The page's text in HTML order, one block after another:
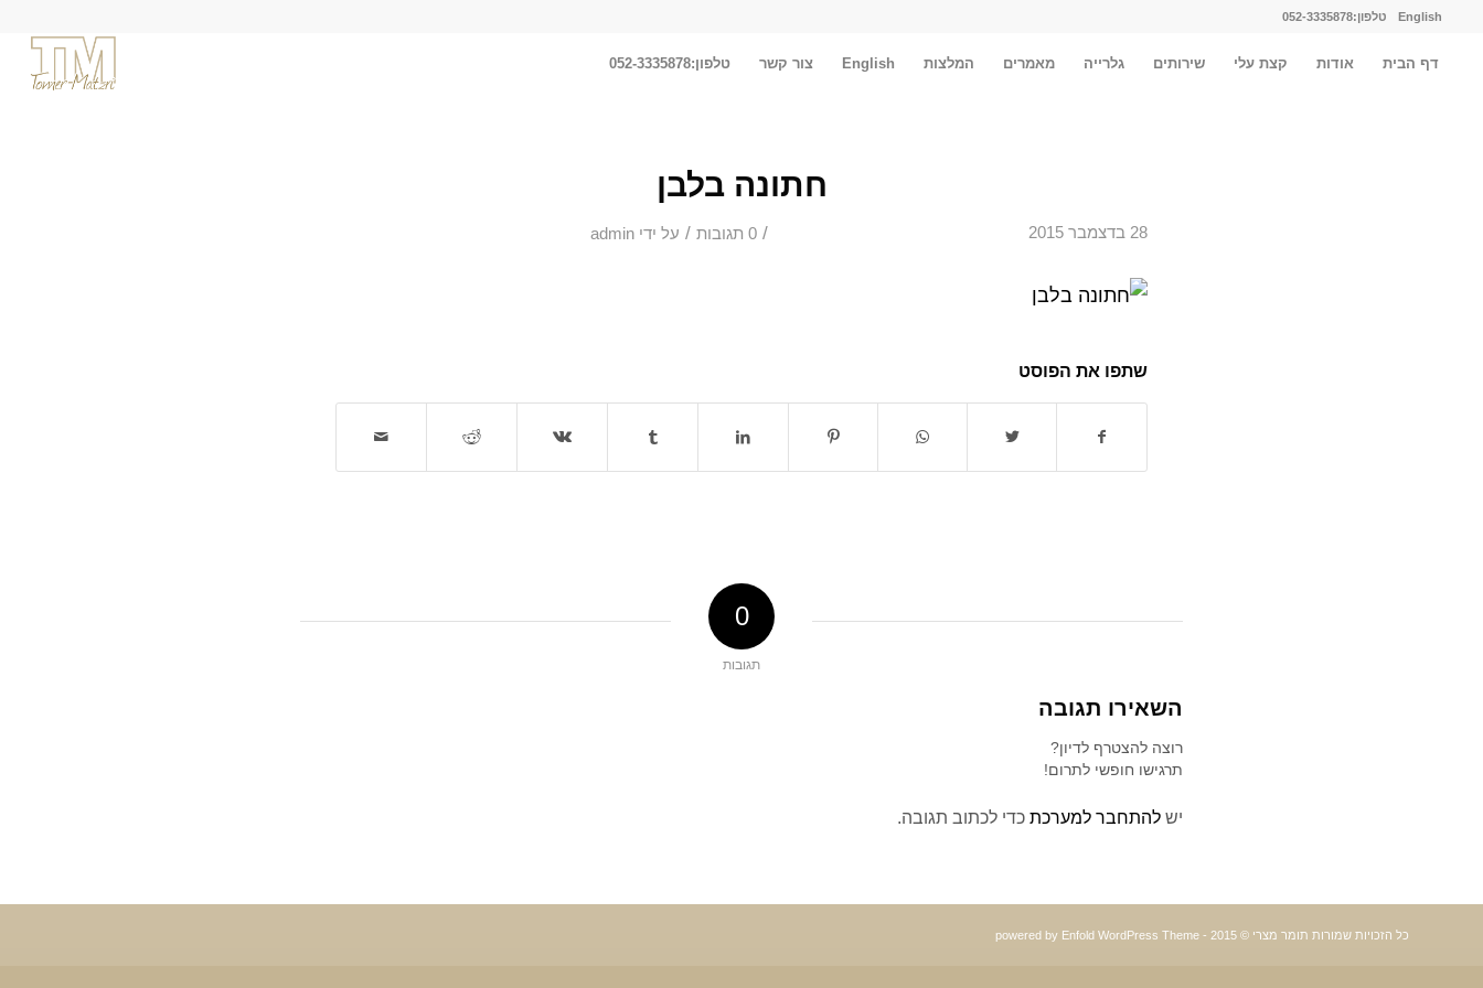
English טלפון:052-3335878
דף הבית אודות קצת עלי שירותים גלרייה מאמרים המלצות English צור קשר טלפון:052-3335878
חתונה בלבן
28 בדצמבר 2015 / 0 תגובות / על ידי admin
שתפו את הפוסט
0
תגובות
השאירו תגובה
רוצה להצטרף לדיון?
תרגישו חופשי לתרום!
יש להתחבר למערכת כדי לכתוב תגובה.
כל הזכויות שמורות תומר מצרי © 2015 - powered by Enfold WordPress Theme